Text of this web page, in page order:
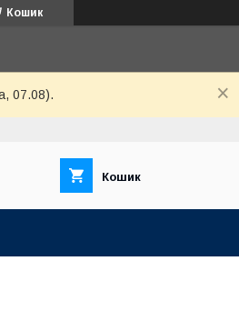
Кошик
07.08).
Кошик